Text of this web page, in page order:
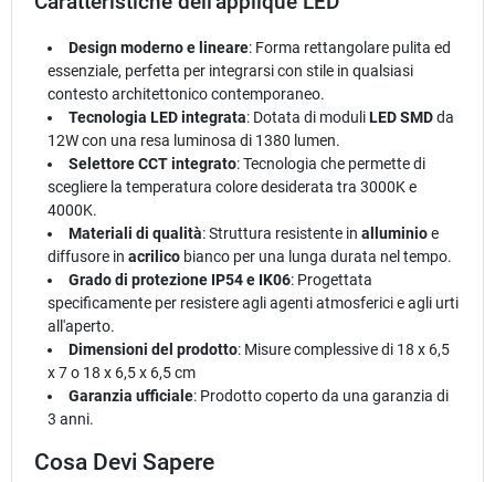
Design moderno e lineare: Forma rettangolare pulita ed
essenziale, perfetta per integrarsi con stile in qualsiasi
contesto architettonico contemporaneo.
Tecnologia LED integrata: Dotata di moduliLED SMDda
12W con una resa luminosa di 1380 lumen.
Selettore CCT integrato: Tecnologia che permette di
scegliere la temperatura colore desiderata tra 3000K e
4000K.
Materiali di qualità: Struttura resistente inalluminioe
diffusore in acrilico bianco per una lunga durata nel tempo.
Grado di protezione IP54 e IK06: Progettata
specificamente per resistere agli agenti atmosferici e agli urti
all'aperto.
Dimensioni del prodotto: Misure complessive di 18 x 6,5
x 7 o 18 x 6,5 x 6,5 cm
Garanzia ufficiale: Prodotto coperto da una garanzia di
3 anni.
Cosa Devi Sapere